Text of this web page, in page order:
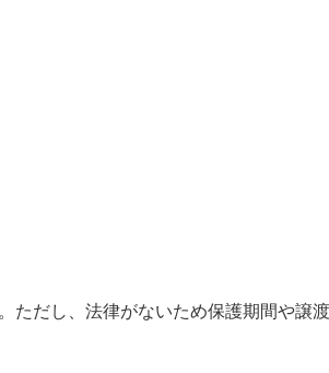
だし、法律がないため保護期間や譲